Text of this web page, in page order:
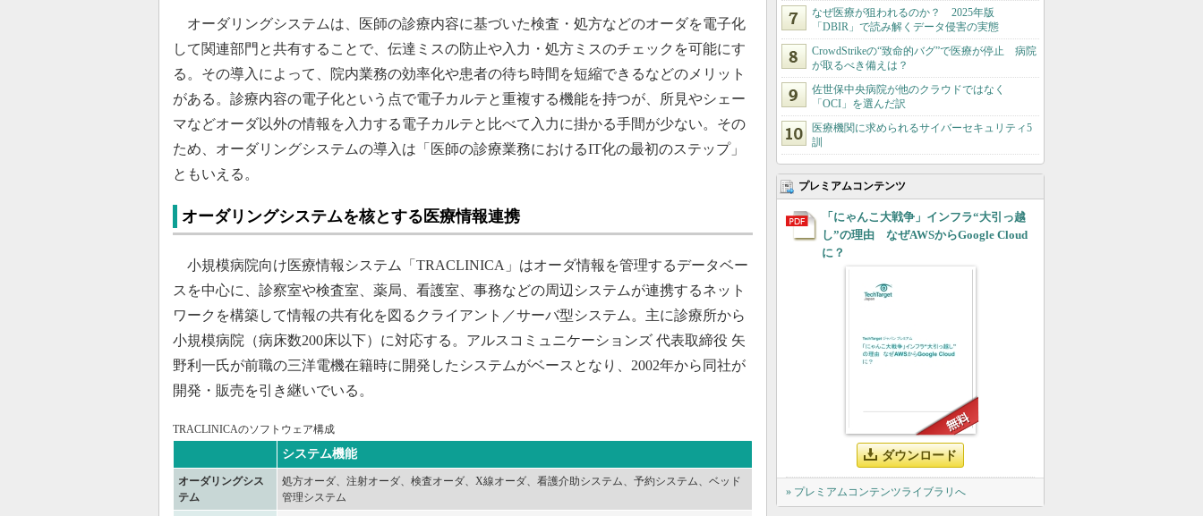
オーダリングシステムは、医師の診療内容に基づいた検査・処方などのオーダを電子化
して関連部門と共有することで、伝達ミスの防止や入力・処方ミスのチェックを可能にす
る。その導入によって、院内業務の効率化や患者の待ち時間を短縮できるなどのメリット
がある。診療内容の電子化という点で電子カルテと重複する機能を持つが、所見やシェー
マなどオーダ以外の情報を入力する電子カルテと比べて入力に掛かる手間が少ない。その
ため、オーダリングシステムの導入は「医師の診療業務におけるIT化の最初のステップ」
ともいえる。
オーダリングシステムを核とする医療情報連携
小規模病院向け医療情報システム「TRACLINICA」はオーダ情報を管理するデータベー
スを中心に、診察室や検査室、薬局、看護室、事務などの周辺システムが連携するネット
ワークを構築して情報の共有化を図るクライアント／サーバ型システム。主に診療所から
小規模病院（病床数200床以下）に対応する。アルスコミュニケーションズ 代表取締役 矢
野利一氏が前職の三洋電機在籍時に開発したシステムがベースとなり、2002年から同社が
開発・販売を引き継いでいる。
TRACLINICAのソフトウェア構成
システム機能
オーダリングシス
テム
処方オーダ、注射オーダ、検査オーダ、X線オーダ、看護介助システム、予約システム、ベッド
管理システム
なぜ医療が狙われるのか？ 2025年版
「DBIR」で読み解くデータ侵害の実態
CrowdStrikeの“致命的バグ”で医療が停止 病院
が取るべき備えは？
佐世保中央病院が他のクラウドではなく
「OCI」を選んだ訳
医療機関に求められるサイバーセキュリティ5
訓
プレミアムコンテンツ
「にゃんこ大戦争」インフラ“大引っ越
し”の理由 なぜAWSからGoogle Cloud
に？
ダウンロード
» プレミアムコンテンツライブラリへ